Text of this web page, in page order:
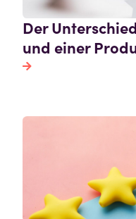
Der
und einer